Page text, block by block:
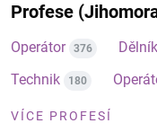
Profese
Operátor 376 Dělník
Technik 180
VÍCE PROFESÍ